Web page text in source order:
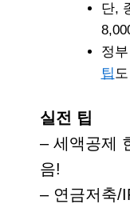
단,
정
팁
실전 팁
– 세액공제
음!
– 연금저축/